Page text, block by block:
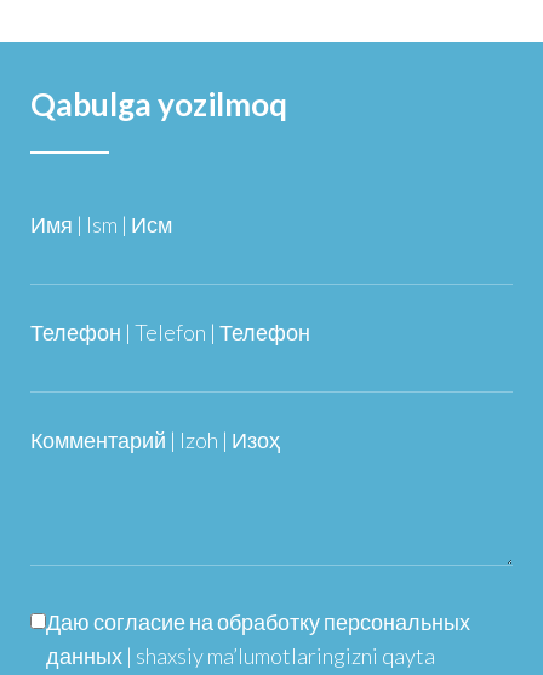
Qabulga yozilmoq
Имя | Ism | Исм
Телефон | Telefon | Телефон
Комментарий | Izoh | Изоҳ
Даю согласие на обработку персональных
данных | shaxsiy ma’lumotlaringizni qayta